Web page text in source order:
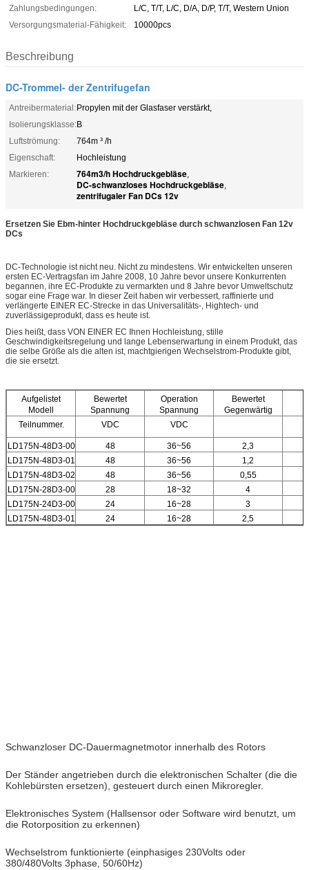
Zahlungsbedingungen:
L/C, T/T, L/C, D/A, D/P, T/T, Western Union
Versorgungsmaterial-Fähigkeit:
10000pcs
Beschreibung
DC-Trommel- der Zentrifugefan
Antreibermaterial:Propylen mit der Glasfaser verstärkt,
Isolierungsklasse:B
Luftströmung:
764m ³ /h
Eigenschaft:
Hochleistung
Markieren:
764m3/h Hochdruckgebläse,
DC-schwanzloses Hochdruckgebläse,
zentrifugaler Fan DCs 12v
Ersetzen Sie Ebm-hinter Hochdruckgebläse durch schwanzlosen Fan 12v
DCs
DC-Technologie ist nicht neu. Nicht zu mindestens. Wir entwickelten unseren
ersten EC-Vertragsfan im Jahre 2008, 10 Jahre bevor unsere Konkurrenten
begannen, ihre EC-Produkte zu vermarkten und 8 Jahre bevor Umweltschutz
sogar eine Frage war. In dieser Zeit haben wir verbessert, raffinierte und
verlängerte EINER EC-Strecke in das Universalitäts-, Hightech- und
zuverlässigeprodukt, dass es heute ist.
Dies heißt, dass VON EINER EC Ihnen Hochleistung, stille
Geschwindigkeitsregelung und lange Lebenserwartung in einem Produkt, das
die selbe Größe als die alten ist, machtgierigen Wechselstrom-Produkte gibt,
die sie ersetzt.
Aufgelistet
Modell
Bewertet
Spannung
Operation
Spannung
Bewertet
Gegenwärtig
Teilnummer. VDC VDC
LD175N-48D3-00 48 36~56
2,3
LD175N-48D3-01
48 36~56 1,2
LD175N-48D3-02
48 36~56 0,55
LD175N-28D3-00
28 18~32
4
LD175N-24D3-00
24 16~28
3
LD175N-48D3-01
24 16~28 2,5
Schwanzloser DC-Dauermagnetmotor innerhalb des Rotors
Der Ständer angetrieben durch die elektronischen Schalter (die die
Kohlebürsten ersetzen), gesteuert durch einen Mikroregler.
Elektronisches System (Hallsensor oder Software wird benutzt, um
die Rotorposition zu erkennen)
Wechselstrom funktionierte (einphasiges 230Volts oder
380/480Volts 3phase, 50/60Hz)